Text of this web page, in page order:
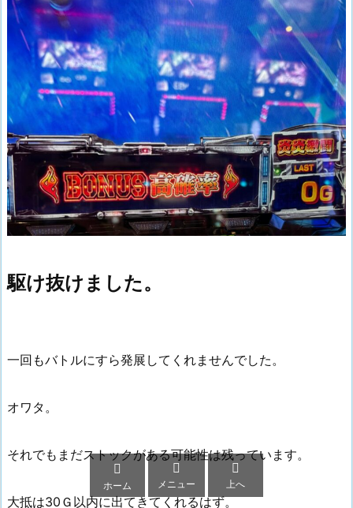
駆け抜けました。
一回もバトルにすら発展してくれませんでした。
オワタ。
それでもまだストックがある可能性は残っています。
大抵は30Ｇ以内に出てきてくれるはず。

ホーム

メニュー

上へ